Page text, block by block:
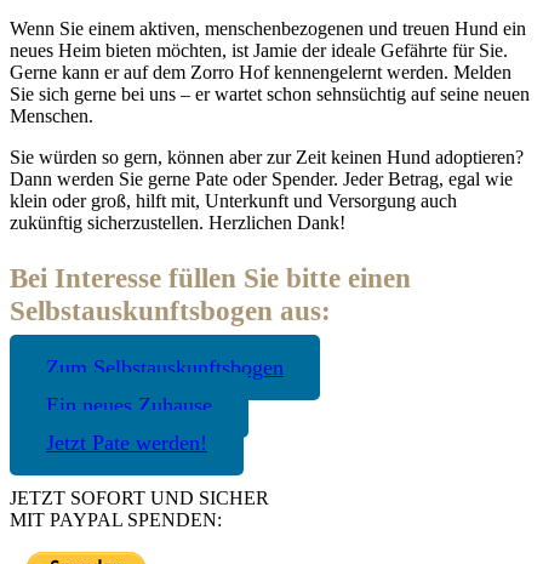
Wenn Sie einem aktiven, menschenbezogenen und treuen Hund ein
neues Heim bieten möchten, ist Jamie der ideale Gefährte für Sie.
Gerne kann er auf dem Zorro Hof kennengelernt werden. Melden
Sie sich gerne bei uns – er wartet schon sehnsüchtig auf seine neuen
Menschen.
Sie würden so gern, können aber zur Zeit keinen Hund adoptieren?
Dann werden Sie gerne Pate oder Spender. Jeder Betrag, egal wie
klein oder groß, hilft mit, Unterkunft und Versorgung auch
zukünftig sicherzustellen. Herzlichen Dank!
Bei Interesse füllen Sie bitte einen
Selbstauskunftsbogen aus:
Zum Selbstauskunftsbogen
Ein neues Zuhause
Jetzt Pate werden!
JETZT SOFORT UND SICHER
MIT PAYPAL SPENDEN: